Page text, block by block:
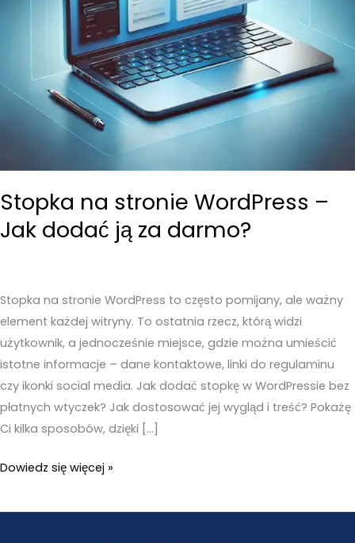
Stopka na stronie WordPress –
Jak dodać ją za darmo?
Stopka na stronie WordPress to często pomijany, ale ważny
element każdej witryny. To ostatnia rzecz, którą widzi
użytkownik, a jednocześnie miejsce, gdzie można umieścić
istotne informacje – dane kontaktowe, linki do regulaminu
czy ikonki social media. Jak dodać stopkę w WordPressie bez
płatnych wtyczek? Jak dostosować jej wygląd i treść? Pokażę
Ci kilka sposobów, dzięki […]
Stopka
stronie
Dowiedz się więcej »